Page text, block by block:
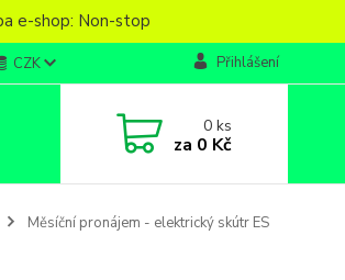
e-shop: Non-stop
CZK Přihlášení
0ks
za 0 Kč
Měsíční pronájem - elektrický skútr ES